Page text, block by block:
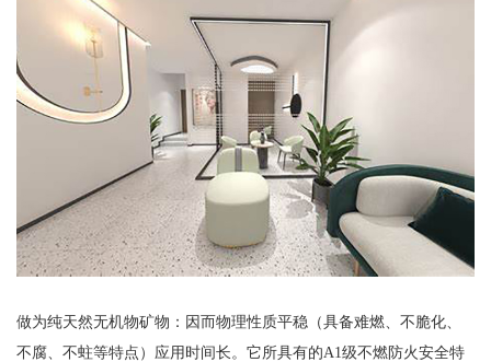
做为纯天然无机物矿物：因而物理性质平稳（具备难燃、不脆化、
不腐、不蛀等特点）应用时间长。它所具有的A1级不燃防火安全特